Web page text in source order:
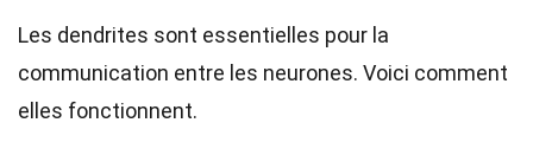
Les dendrites sont essentielles pour la
communication entre les neurones. Voici comment
elles fonctionnent.